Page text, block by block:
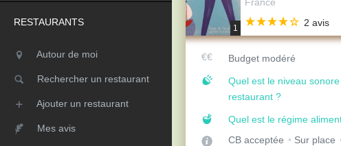
RESTAURANTS
Autour de moi
Rechercher un restaurant
Ajouter un restaurant
Mes avis
1
2 avis
Budget modéré
Quel est le niveau
restaurant ?
Quel est le régime
CB acceptée
Sur place